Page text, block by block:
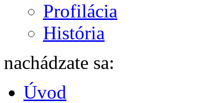
Profilácia
História
nachádzate sa:
Úvod